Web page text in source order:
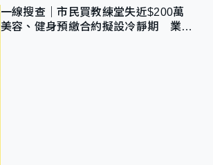
一線搜查｜市民買教練堂失近$200萬
美容、健身預繳合約擬設冷靜期 業界